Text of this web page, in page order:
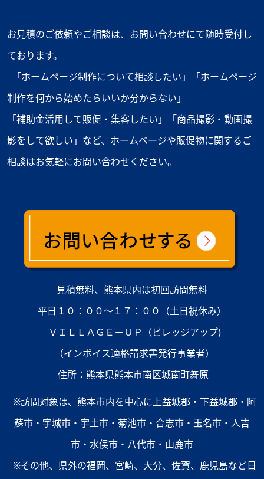
お見積のご依頼やご相談は、お問い合わせにて随時受付し
ております。
「ホームページ制作について相談したい」「ホームページ
制作を何から始めたらいいか分からない」
「補助金活用して販促・集客したい」「商品撮影・動画撮
影をして欲しい」など、ホームページや販促物に関するご
相談はお気軽にお問い合わせください。
見積無料、熊本県内は初回訪問無料
平日１０：００～１７：００（土日祝休み）
ＶＩＬＬＡＧＥ－ＵＰ（ビレッジアップ)
（インボイス適格請求書発行事業者）
住所：熊本県熊本市南区城南町舞原
※訪問対象は、熊本市内を中心に上益城郡・下益城郡・阿
蘇市・宇城市・宇土市・菊池市・合志市・玉名市・人吉
市・水俣市・八代市・山鹿市
※その他、県外の福岡、宮崎、大分、佐賀、鹿児島など日